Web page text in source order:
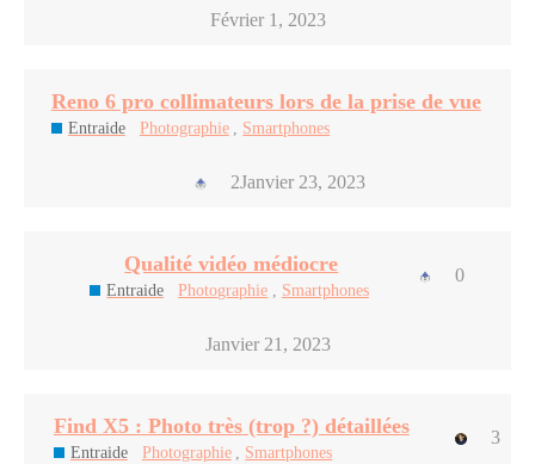
Février 1, 2023
Reno 6 pro collimateurs lors de la prise de vue
Entraide Photographie , Smartphones
2Janvier 23, 2023
Qualité vidéo médiocre
Entraide Photographie , Smartphones
0
Janvier 21, 2023
Find X5 : Photo très (trop ?) détaillées
Entraide Photographie , Smartphones
3